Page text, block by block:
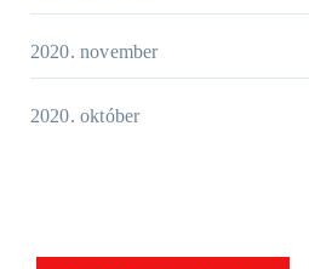
2020. november
2020. október